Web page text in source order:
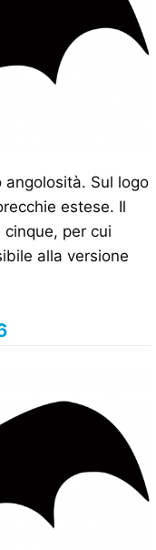
angolosità. Sul logo
estese. Il
cinque, per cui
alla versione